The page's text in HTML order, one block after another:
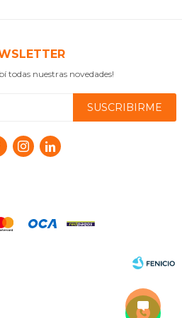
todas nuestras novedades!
SUSCRIBIRME
 